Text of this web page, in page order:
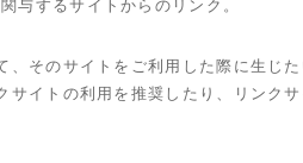
与するサイトからのリンク。
そのサイトをご利用した際に生じ
イトの利用を推奨したり、リンク